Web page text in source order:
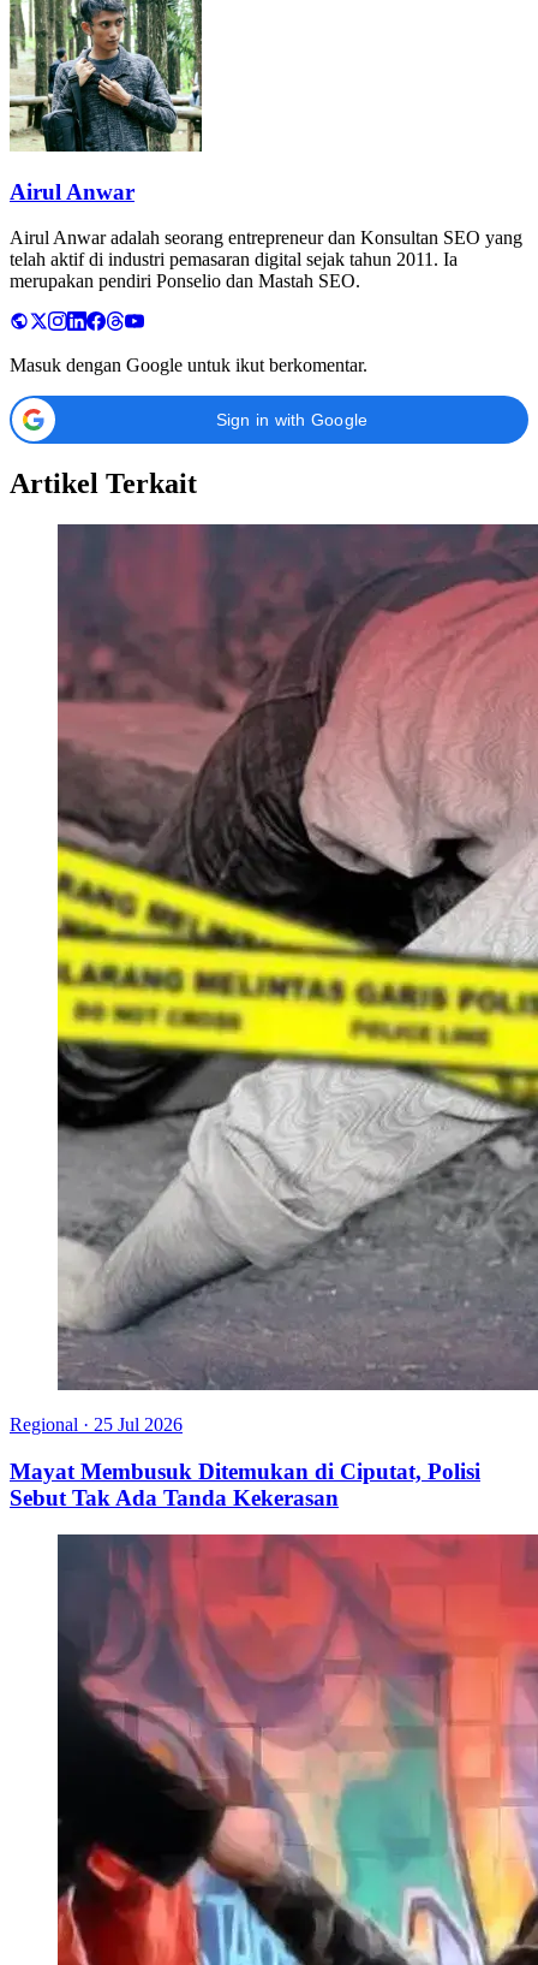
Airul Anwar
Airul Anwar adalah seorang entrepreneur dan Konsultan SEO yang
telah aktif di industri pemasaran digital sejak tahun 2011. Ia
merupakan pendiri Ponselio dan Mastah SEO.
Masuk dengan Google untuk ikut berkomentar.
Sign in with Google
Artikel Terkait
Regional · 25 Jul 2026
Mayat Membusuk Ditemukan di Ciputat, Polisi
Sebut Tak Ada Tanda Kekerasan